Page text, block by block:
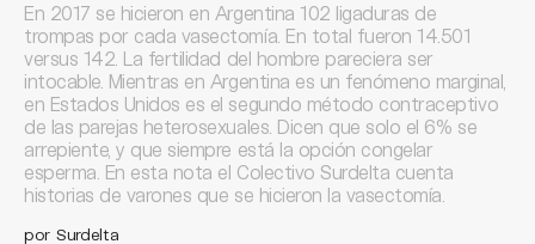
En 2017 se hicieron en Argentina 102 ligaduras de
trompas por cada vasectomía. En total fueron 14.501
versus 142. La fertilidad del hombre pareciera ser
intocable. Mientras en Argentina es un fenómeno marginal,
en Estados Unidos es el segundo método contraceptivo
de las parejas heterosexuales. Dicen que solo el 6% se
arrepiente, y que siempre está la opción congelar
esperma. En esta nota el Colectivo Surdelta cuenta
historias de varones que se hicieron la vasectomía.
por Surdelta